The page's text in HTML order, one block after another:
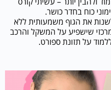
כוח בחדר כושר.
את הגוף משמעותית ללא
שישפיע על המשקל והרכב
על תזונת ספורט.